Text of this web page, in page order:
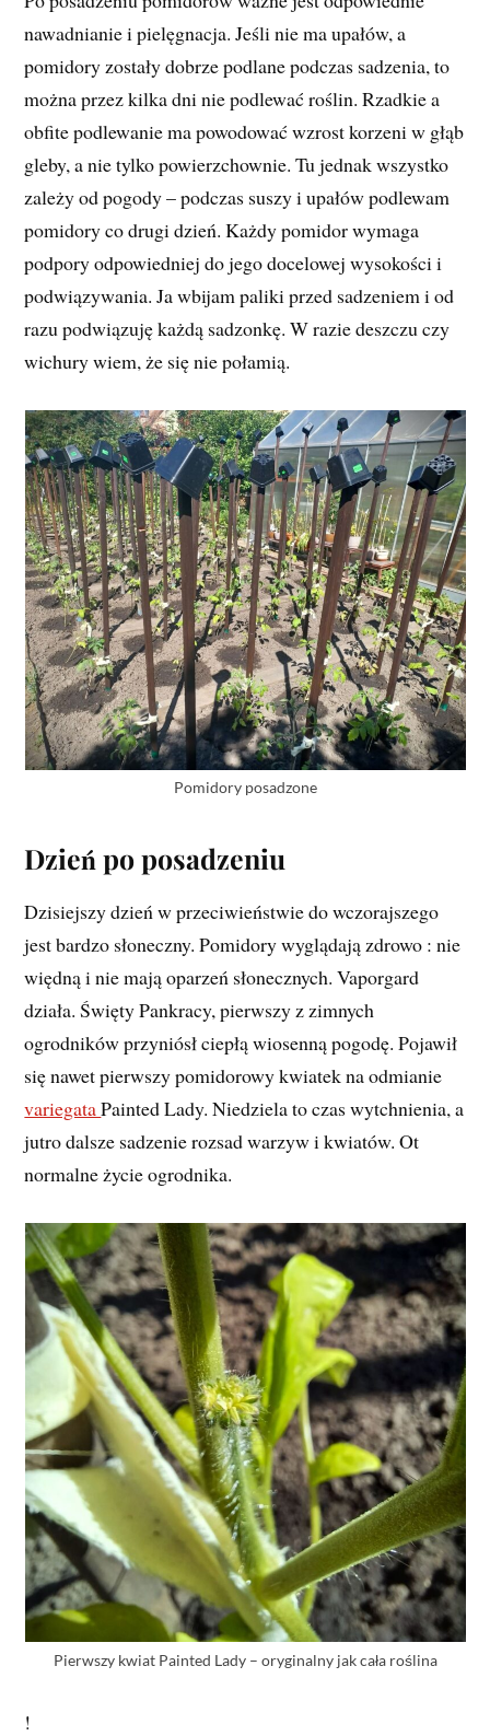
nawadnianie i pielęgnacja. Jeśli nie ma upałów, a
pomidory zostały dobrze podlane podczas sadzenia, to
można przez kilka dni nie podlewać roślin. Rzadkie a
obfite podlewanie ma powodować wzrost korzeni w głąb
gleby, a nie tylko powierzchownie. Tu jednak wszystko
zależy od pogody – podczas suszy i upałów podlewam
pomidory co drugi dzień. Każdy pomidor wymaga
podpory odpowiedniej do jego docelowej wysokości i
podwiązywania. Ja wbijam paliki przed sadzeniem i od
razu podwiązuję każdą sadzonkę. W razie deszczu czy
wichury wiem, że się nie połamią.
Pomidory posadzone
Dzień po posadzeniu
Dzisiejszy dzień w przeciwieństwie do wczorajszego
jest bardzo słoneczny. Pomidory wyglądają zdrowo : nie
więdną i nie mają oparzeń słonecznych. Vaporgard
działa. Święty Pankracy, pierwszy z zimnych
ogrodników przyniósł ciepłą wiosenną pogodę. Pojawił
się nawet pierwszy pomidorowy kwiatek na odmianie
variegataPainted Lady. Niedziela to czas wytchnienia, a
jutro dalsze sadzenie rozsad warzyw i kwiatów. Ot
normalne życie ogrodnika.
Pierwszy kwiat Painted Lady – oryginalny jak cała roślina
!